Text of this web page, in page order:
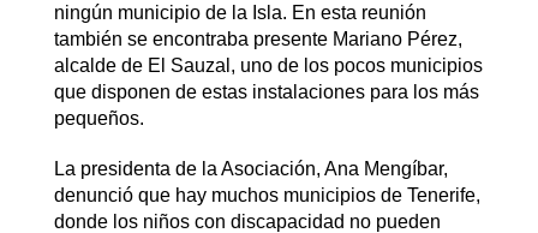
ningún municipio de la Isla. En esta reunión
también se encontraba presente Mariano Pérez,
alcalde de El Sauzal, uno de los pocos municipios
que disponen de estas instalaciones para los más
pequeños.
La presidenta de la Asociación, Ana Mengíbar,
denunció que hay muchos municipios de Tenerife,
donde los niños con discapacidad no pueden